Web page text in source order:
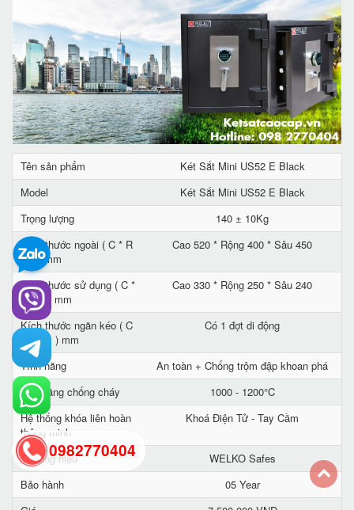
Tên sản phẩm
Két Sắt Mini US52 E Black
Model
Két Sắt Mini US52 E Black
Trọng lượng
140 ± 10Kg
Kích thước ngoài ( C * R
* S ) mm
Cao 520 * Rộng 400 * Sâu 450
Kích thước sử dụng ( C *
R * S ) mm
Cao 330 * Rộng 250 * Sâu 240
Kích thước ngăn kéo ( C
* R * S ) mm
Có 1 đợt di động
Tính năng
An toàn + Chống trộm đập khoan phá
Khả năng chống cháy
1000 - 1200°C
Hệ thống khóa liên hoàn
thông minh
Khoá Điện Tử - Tay Cầm
Thương hiệu
WELKO Safes
Bảo hành
05 Year
0982770404
back